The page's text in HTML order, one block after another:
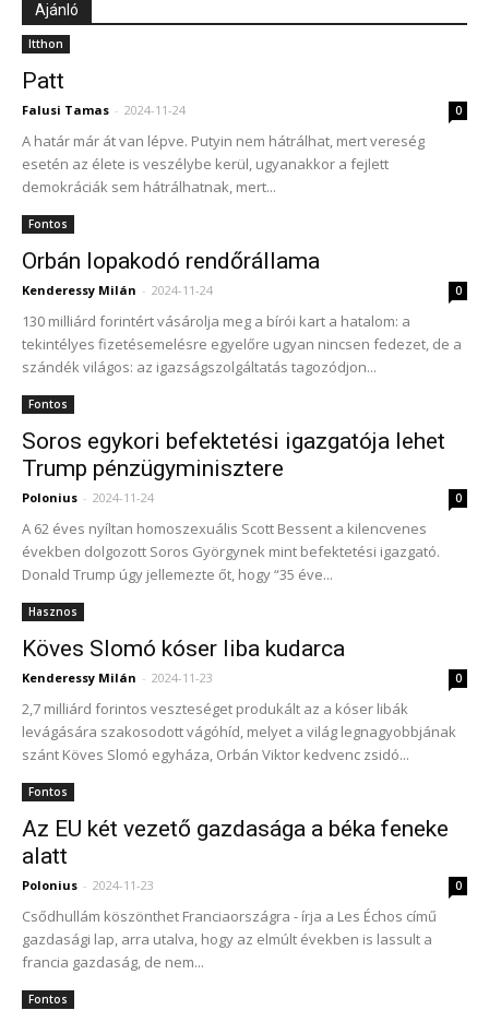
Ajánló
Itthon
Patt
Falusi Tamas - 2024-11-24 0
A határ már át van lépve. Putyin nem hátrálhat, mert vereség
esetén az élete is veszélybe kerül, ugyanakkor a fejlett
demokráciák sem hátrálhatnak, mert...
Fontos
Orbán lopakodó rendőrállama
Kenderessy Milán - 2024-11-24 0
130 milliárd forintért vásárolja meg a bírói kart a hatalom: a
tekintélyes fizetésemelésre egyelőre ugyan nincsen fedezet, de a
szándék világos: az igazságszolgáltatás tagozódjon...
Fontos
Soros egykori befektetési igazgatója lehet
Trump pénzügyminisztere
Polonius - 2024-11-24 0
A 62 éves nyíltan homoszexuális Scott Bessent a kilencvenes
években dolgozott Soros Györgynek mint befektetési igazgató.
Donald Trump úgy jellemezte őt, hogy “35 éve...
Hasznos
Köves Slomó kóser liba kudarca
Kenderessy Milán - 2024-11-23 0
2,7 milliárd forintos veszteséget produkált az a kóser libák
levágására szakosodott vágóhíd, melyet a világ legnagyobbjának
szánt Köves Slomó egyháza, Orbán Viktor kedvenc zsidó...
Fontos
Az EU két vezető gazdasága a béka feneke
alatt
Polonius - 2024-11-23 0
Csődhullám köszönthet Franciaországra - írja a Les Échos című
gazdasági lap, arra utalva, hogy az elmúlt években is lassult a
francia gazdaság, de nem...
Fontos